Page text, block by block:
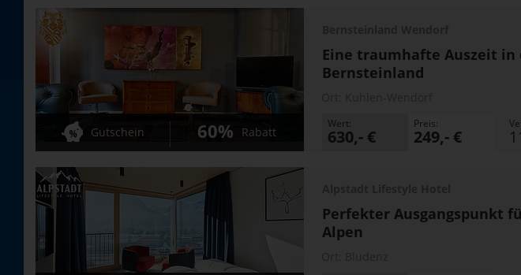
Eine traumhafte Auszeit
Bernsteinland
Gutschein 60% Rabatt
Wert:
630,- €
Preis:
249,- €
Perfekter Ausgangspunkt
Alpen